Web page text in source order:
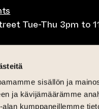
sisällön ja
ja kävijämäärämme
kumppaneillemme
Tue-Thu 3pm to
Tue-Thu 10am to
Fri lunch 10.30-15,